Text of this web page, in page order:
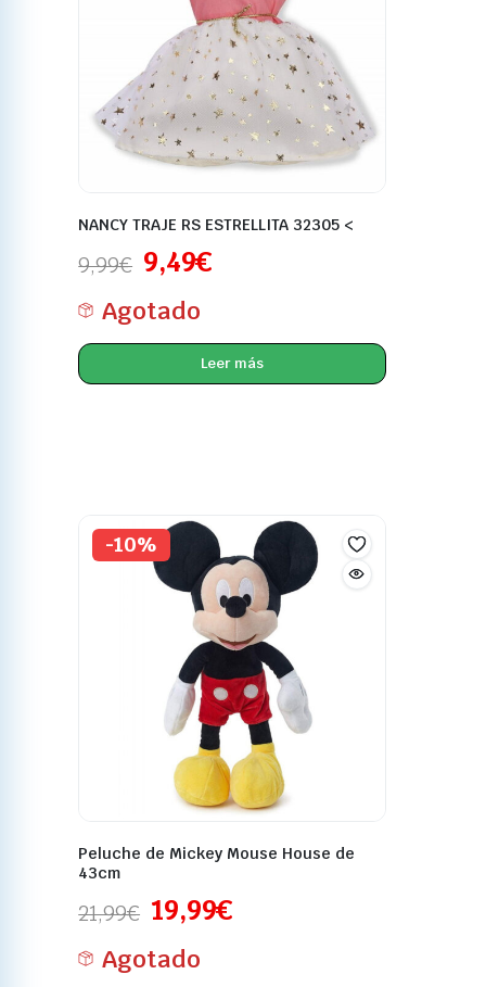
NANCY TRAJE RS ESTRELLITA 32305 <
9,99€ 9,49€
Agotado
Leer más
-10%
Peluche de Mickey Mouse House de
43cm
21,99€ 19,99€
Agotado